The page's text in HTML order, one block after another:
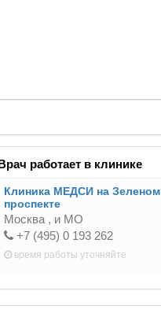
работает в клинике
Клиника МЕДСИ на Зеленом
проспекте
Москва , и МО
+7 (495) 0 193 262
время работы уточняйте